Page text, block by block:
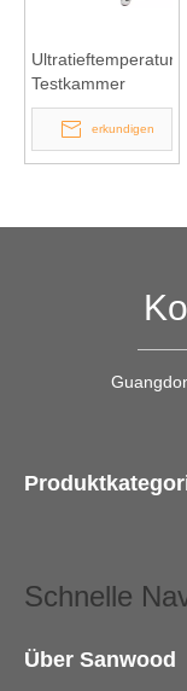
Ultratieftemperatur-
Testkammer
erkundigen
Schnelle
Über Sanwood